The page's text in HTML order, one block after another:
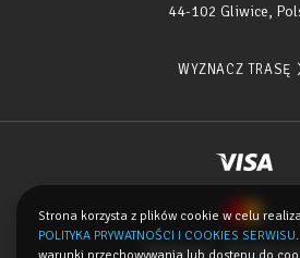
44-102 Gliwice,
WYZNACZ TRASĘ
Regulamin Polityka
Strona korzysta z plików cookie w celu
POLITYKA PRYWATNOŚCI I COOKIES SERWISU